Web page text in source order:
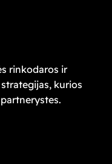
rinkodaros ir
kurios